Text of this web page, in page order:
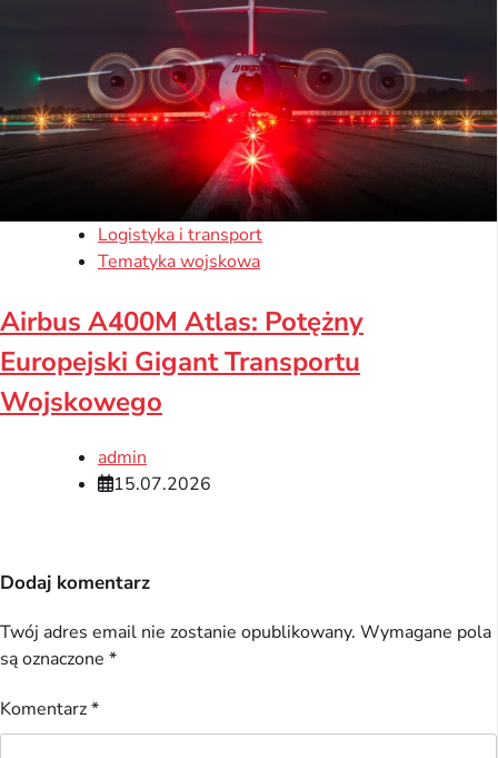
Logistyka i transport
Tematyka wojskowa
Airbus A400M Atlas: Potężny
Europejski Gigant Transportu
Wojskowego
admin
15.07.2026
Dodaj komentarz
Twój adres email nie zostanie opublikowany. Wymagane pola
są oznaczone *
Komentarz*